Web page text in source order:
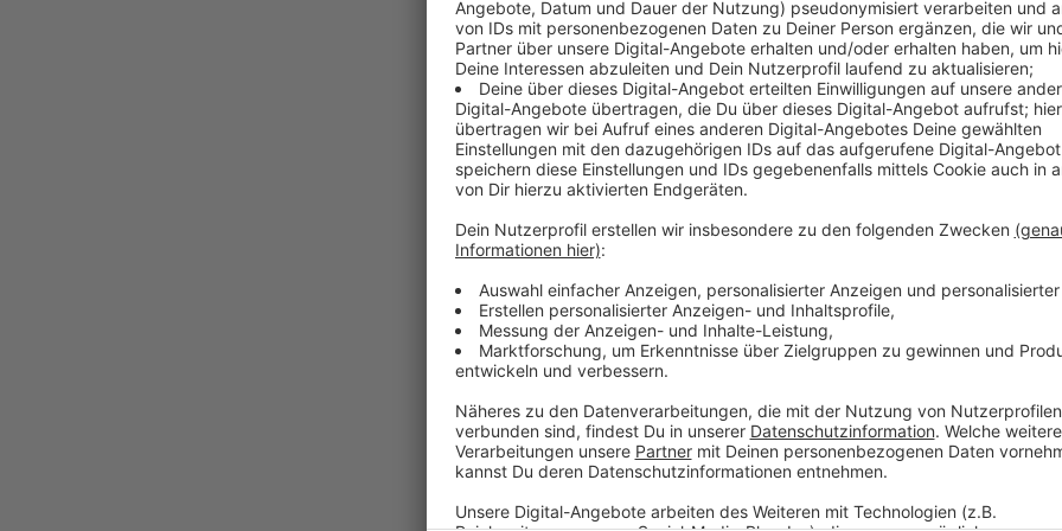
In den beiden Stunden sprechen die beiden
Bauchfett-Formel", über die richtige Ernährung,
vieles mehr.
Zudem gibtIngo Froböseeinen Einblick über
Gegenwart und Zukunft.
Hier gibt’s den Talk zum Nachhören
Anzeige
Der Talk mit Ingo Froböse